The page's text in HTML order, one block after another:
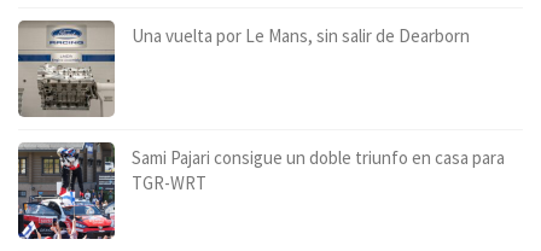
Una vuelta por Le Mans, sin salir de Dearborn
Sami Pajari consigue un doble triunfo en casa para
TGR-WRT